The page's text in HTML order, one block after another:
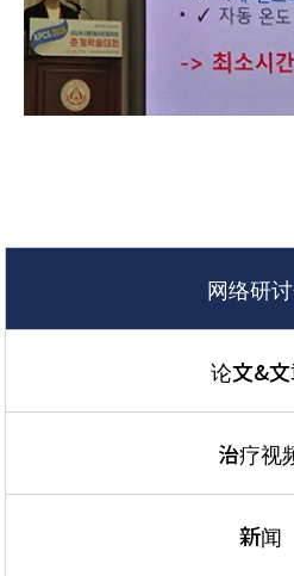
网络研
论文&
治疗视
新闻